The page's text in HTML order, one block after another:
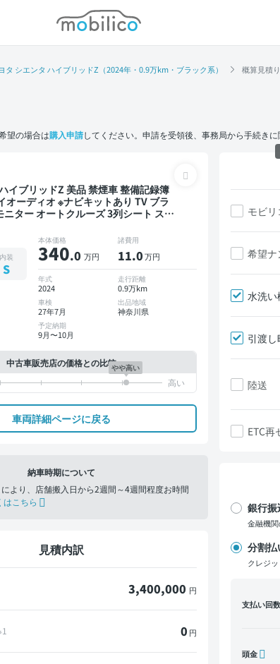
モビリコ
タ シエンタ ハイブリッドZ（2024年・0.9万km・ブラック系） 概算見積り
望の場合は購入申請してください。申請を受領後、事務局から手続きに
美品 禁煙車 整備記録簿
オーディオ ※ナビキットあり TV ブラ
ター オートクルーズ 3列シート スマ
両側電動スライドドア 7人乗り
内装
S
本体価格
340.0 万円
諸費用
11.0万円
年式
2024
走行距離
0.9万km
車検
27年7月
出品地域
神奈川県
予定納期
9月〜10月
中古車販売店の価格との比較やや高い
車両詳細ページに戻る
納車時期について
より、店舗搬入日から2週間～4週間程度お時間
はこちら
見積内訳
3,400,000 円
0 円
モビ
希望ナ
水洗
引渡
陸送
ETC再
銀行振
金融機
分割払
クレジ
支払い回数
頭金